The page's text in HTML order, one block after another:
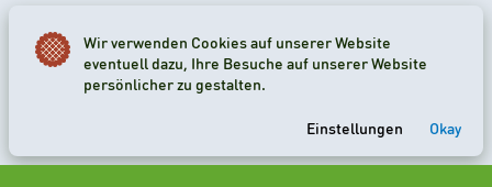
2026 Viapan Dologidő Kft. © Alle Rechte vorbehalten.
Wir verwenden Cookies auf unserer Website
eventuell dazu, Ihre Besuche auf unserer Website
persönlicher zu gestalten.
Einstellungen Okay